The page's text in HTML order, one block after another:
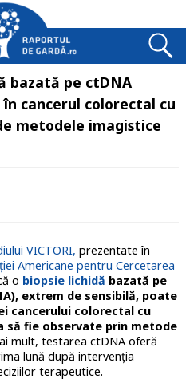
bazată pe ctDNA
cancerul colorectal cu
metodele imagistice
VICTORI, prezentate în
Americane pentru Cercetarea
o biopsie lichidă bazată pe
extrem de sensibilă, poate
cancerului colorectal cu
să fie observate prin metode
mult, testarea ctDNA oferă
lună după intervenția
terapeutice.